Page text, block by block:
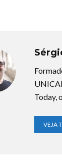
Today,
VEJA